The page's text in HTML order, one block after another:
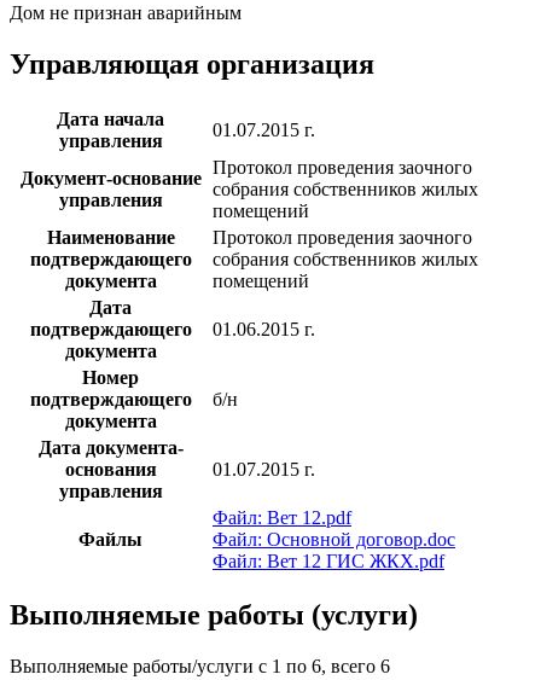
Дом не признан аварийным
Управляющая организация
Дата начала
управления
01.07.2015 г.
Документ-основание
управления
Протокол проведения заочного
собрания собственников жилых
помещений
Наименование
подтверждающего
документа
Протокол проведения заочного
собрания собственников жилых
помещений
Дата
подтверждающего
документа
01.06.2015 г.
Номер
подтверждающего
документа
б/н
Дата документа-
основания
управления
01.07.2015 г.
Файлы
Файл: Вет 12.pdf
Файл: Основной договор.doc
Файл: Вет 12 ГИС ЖКХ.pdf
Выполняемые работы (услуги)
Выполняемые работы/услуги с 1 по 6, всего 6